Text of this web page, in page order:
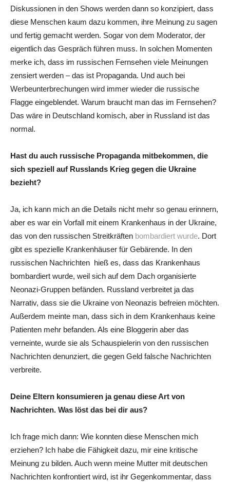
Diskussionen in den Shows werden dann so konzipiert, dass
diese Menschen kaum dazu kommen, ihre Meinung zu sagen
und fertig gemacht werden. Sogar von dem Moderator, der
eigentlich das Gespräch führen muss. In solchen Momenten
merke ich, dass im russischen Fernsehen viele Meinungen
zensiert werden – das ist Propaganda. Und auch bei
Werbeunterbrechungen wird immer wieder die russische
Flagge eingeblendet. Warum braucht man das im Fernsehen?
Das wäre in Deutschland komisch, aber in Russland ist das
normal.
Hast du auch russische Propaganda mitbekommen, die
sich speziell auf Russlands Krieg gegen die Ukraine
bezieht?
Ja, ich kann mich an die Details nicht mehr so genau erinnern,
aber es war ein Vorfall mit einem Krankenhaus in der Ukraine,
das von den russischen Streitkräften bombardiert wurde. Dort
gibt es spezielle Krankenhäuser für Gebärende. In den
russischen Nachrichten hieß es, dass das Krankenhaus
bombardiert wurde, weil sich auf dem Dach organisierte
Neonazi-Gruppen befänden. Russland verbreitet ja das
Narrativ, dass sie die Ukraine von Neonazis befreien möchten.
Außerdem meinte man, dass sich in dem Krankenhaus keine
Patienten mehr befanden. Als eine Bloggerin aber das
verneinte, wurde sie als Schauspielerin von den russischen
Nachrichten denunziert, die gegen Geld falsche Nachrichten
verbreite.
Deine Eltern konsumieren ja genau diese Art von
Nachrichten. Was löst das bei dir aus?
Ich frage mich dann: Wie konnten diese Menschen mich
erziehen? Ich habe die Fähigkeit dazu, mir eine kritische
Meinung zu bilden. Auch wenn meine Mutter mit deutschen
Nachrichten konfrontiert wird, ist ihr Gegenkommentar, dass